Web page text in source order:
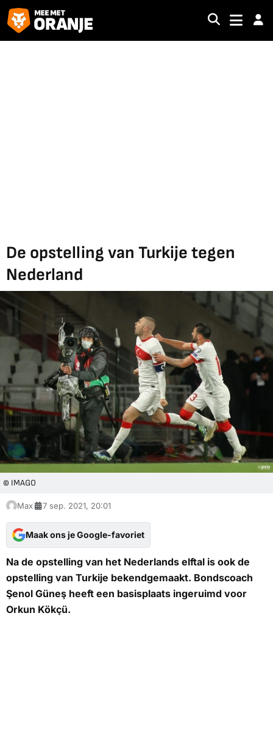
De opstelling van Turkije tegen
Nederland
© IMAGO
Max 7 sep. 2021, 20:01
Maak ons je Google-favoriet
Na de opstelling van het Nederlands elftal is ook de
opstelling van Turkije bekendgemaakt. Bondscoach
Şenol Güneş heeft een basisplaats ingeruimd voor
Orkun Kökçü.